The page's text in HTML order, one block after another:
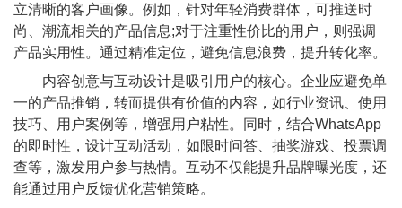
立清晰的客户画像。例如，针对年轻消费群体，可推送时
尚、潮流相关的产品信息;对于注重性价比的用户，则强调
产品实用性。通过精准定位，避免信息浪费，提升转化率。
内容创意与互动设计是吸引用户的核心。企业应避免单
一的产品推销，转而提供有价值的内容，如行业资讯、使用
技巧、用户案例等，增强用户粘性。同时，结合WhatsApp
的即时性，设计互动活动，如限时问答、抽奖游戏、投票调
查等，激发用户参与热情。互动不仅能提升品牌曝光度，还
能通过用户反馈优化营销策略。